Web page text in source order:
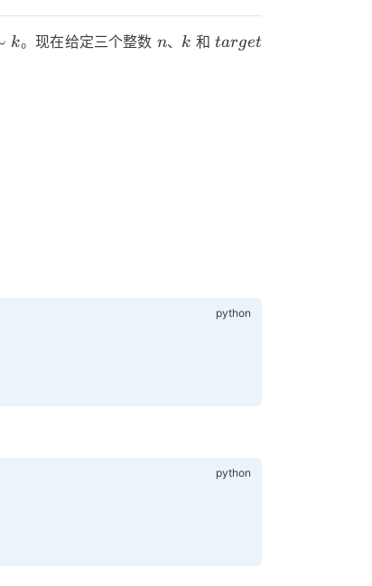
k。现在给定三个整数 n
n、 k
k 和 target
target